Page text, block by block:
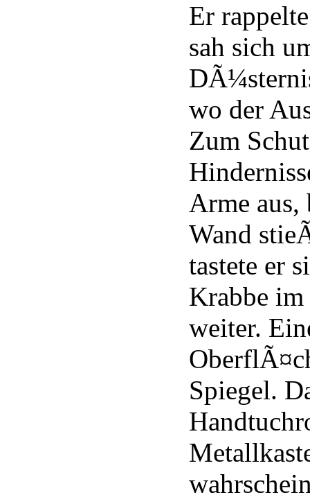
Er
sah sich
wo der
Zum
Arme aus,
Wand
tastete er
Krabbe
weiter.
Spiegel.